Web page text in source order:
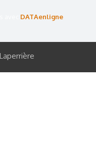
DATAenligne